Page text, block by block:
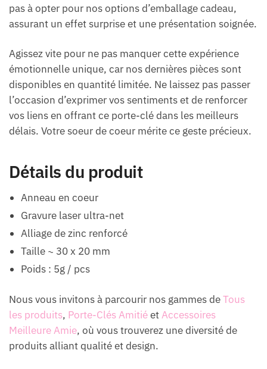
pas à opter pour nos options d’emballage cadeau,
assurant un effet surprise et une présentation soignée.
Agissez vite pour ne pas manquer cette expérience
émotionnelle unique, car nos dernières pièces sont
disponibles en quantité limitée. Ne laissez pas passer
l’occasion d’exprimer vos sentiments et de renforcer
vos liens en offrant ce porte-clé dans les meilleurs
délais. Votre soeur de coeur mérite ce geste précieux.
Détails du produit
Anneau en coeur
Gravure laser ultra-net
Alliage de zinc renforcé
Taille ~ 30 x 20 mm
Poids : 5g / pcs
Nous vous invitons à parcourir nos gammes deTous
les produits, Porte-Clés AmitiéetAccessoires
Meilleure Amie, où vous trouverez une diversité de
produits alliant qualité et design.